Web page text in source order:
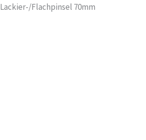
Lackier-/Flachpinsel 70mm